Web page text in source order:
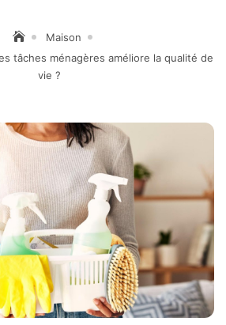
Maison
tâches ménagères améliore la qualité de
vie ?